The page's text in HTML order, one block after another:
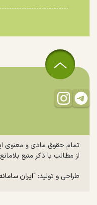
تمام حقوق مادی و معنوی
از مطالب با ذکر منبع
طراحی و تولید: "ایران